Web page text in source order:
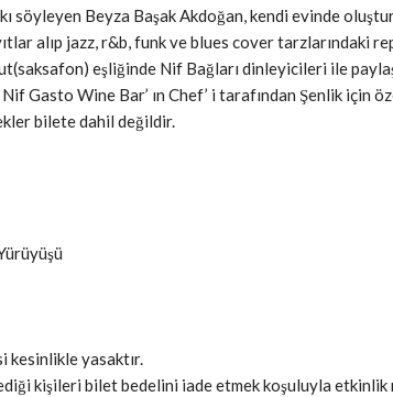
söyleyen Beyza Başak Akdoğan, kendi evinde
alıp jazz, r&b, funk ve blues cover tarzlarındaki
eşliğinde Nif Bağları dinleyicileri ile
Gasto Wine Bar’ ın Chef’ i tarafından Şenlik için
bilete dahil değildir.
kesinlikle yasaktır.
kişileri bilet bedelini iade etmek koşuluyla etkinlik